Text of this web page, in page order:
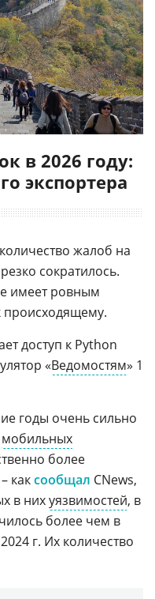
в 2026 году:
экспортера
жалоб на
сократилось.
имеет ровным
происходящему.
доступ к Python
«Ведомостям» 1
годы очень сильно
мобильных
более
каксообщал CNews,
в нихуязвимостей, в
более чем в
г. Их количество